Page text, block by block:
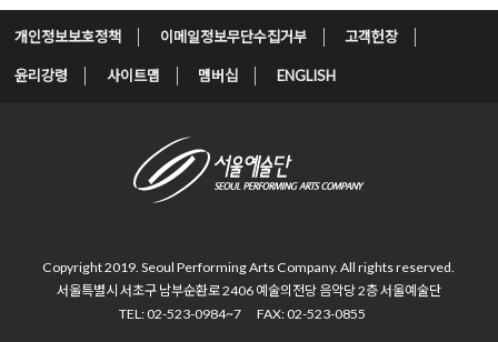
개인정보보호정책 이메일정보무단수집거부 고객헌장
윤리강령 사이트맵 멤버십 ENGLISH
Copyright 2019. Seoul Performing Arts Company. All rights reserved.
서울특별시 서초구 남부순환로 2406 예술의전당 음악당 2층 서울예술단
TEL: 02-523-0984~7
FAX: 02-523-0855